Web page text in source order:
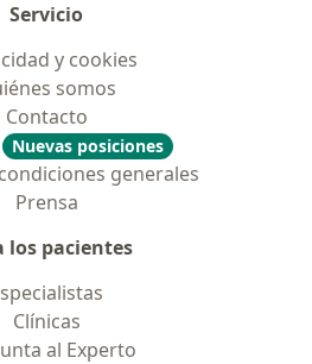
Servicio
y cookies
somos
Contacto
Nuevas posiciones
generales
Prensa
los pacientes
Clínicas
al Experto